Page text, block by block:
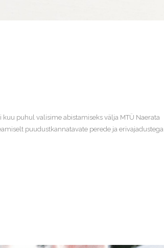
puhul valisime abistamiseks välja MTÜ Naerata
puudustkannatavate perede ja erivajadustega